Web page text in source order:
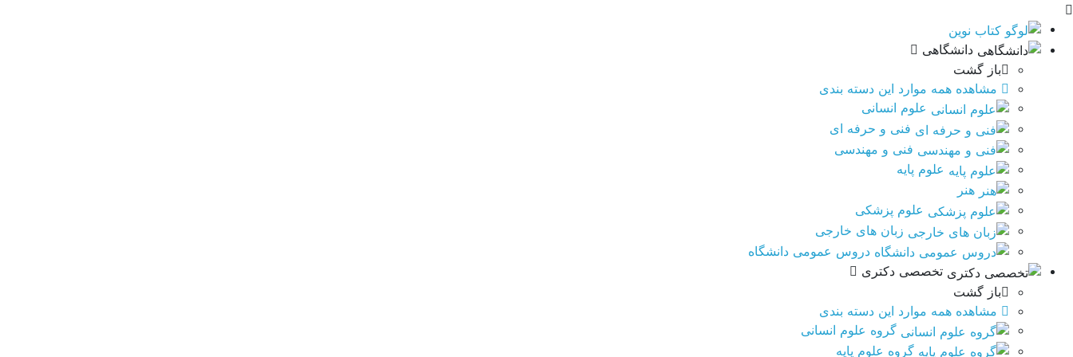
دانشگاهی
باز گشت
مشاهده همه موارد این دسته بندی
علوم انسانی
فنی و حرفه ای
فنی و مهندسی
علوم پایه
هنر
علوم پزشکی
زبان های خارجی
دروس عمومی دانشگاه
تخصصی دکتری
باز گشت
مشاهده همه موارد این دسته بندی
گروه علوم انسانی
گروه علوم پایه